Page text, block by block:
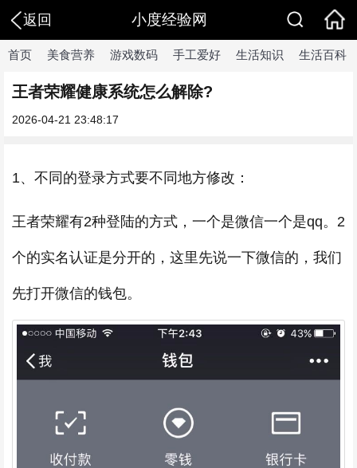
返回 小度经验网
首页 美食营养 游戏数码 手工爱好 生活知识 生活百科
王者荣耀健康系统怎么解除?
2026-04-21 23:48:17
1、不同的登录方式要不同地方修改：
王者荣耀有2种登陆的方式，一个是微信一个是qq。2
个的实名认证是分开的，这里先说一下微信的，我们
先打开微信的钱包。